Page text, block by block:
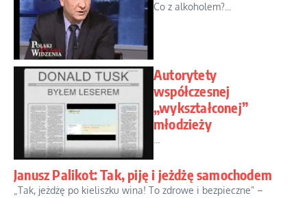
Co z alkoholem?...
Autorytety
współczesnej
„wykształconej”
młodzieży
Janusz Palikot: Tak, piję i jeżdżę samochodem
„Tak, jeżdżę po kieliszku wina! To zdrowe i bezpieczne” –